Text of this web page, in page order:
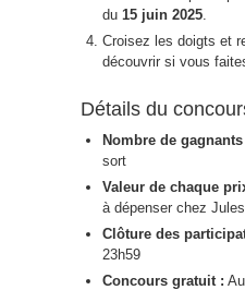
du 15 juin 2025
Croisez les doigts et
découvrir si vous
Détails du
Nombre de gagnants
sort
Valeur de chaque
à dépenser chez Jules
Clôture des
23h59
Concours gratuit :